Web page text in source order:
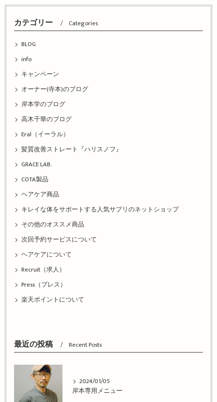
カテゴリー Categories
BLOG
info
キャンペーン
オーナー(寺本)のブログ
岸本学のブログ
高木千華のブログ
Eral（イーラル）
髪質改善ストレート『ハリスノフ』
GRACE LAB.
COTA製品
ヘアケア商品
キレイな体をサポートする人気サプリのネットショップ
その他のオススメ商品
次回予約サービスについて
ヘアケアについて
Recruit（求人）
Press（プレス）
楽天ポイントについて
最近の投稿 Recent Posts
2024/01/05
岸本専用メニュー